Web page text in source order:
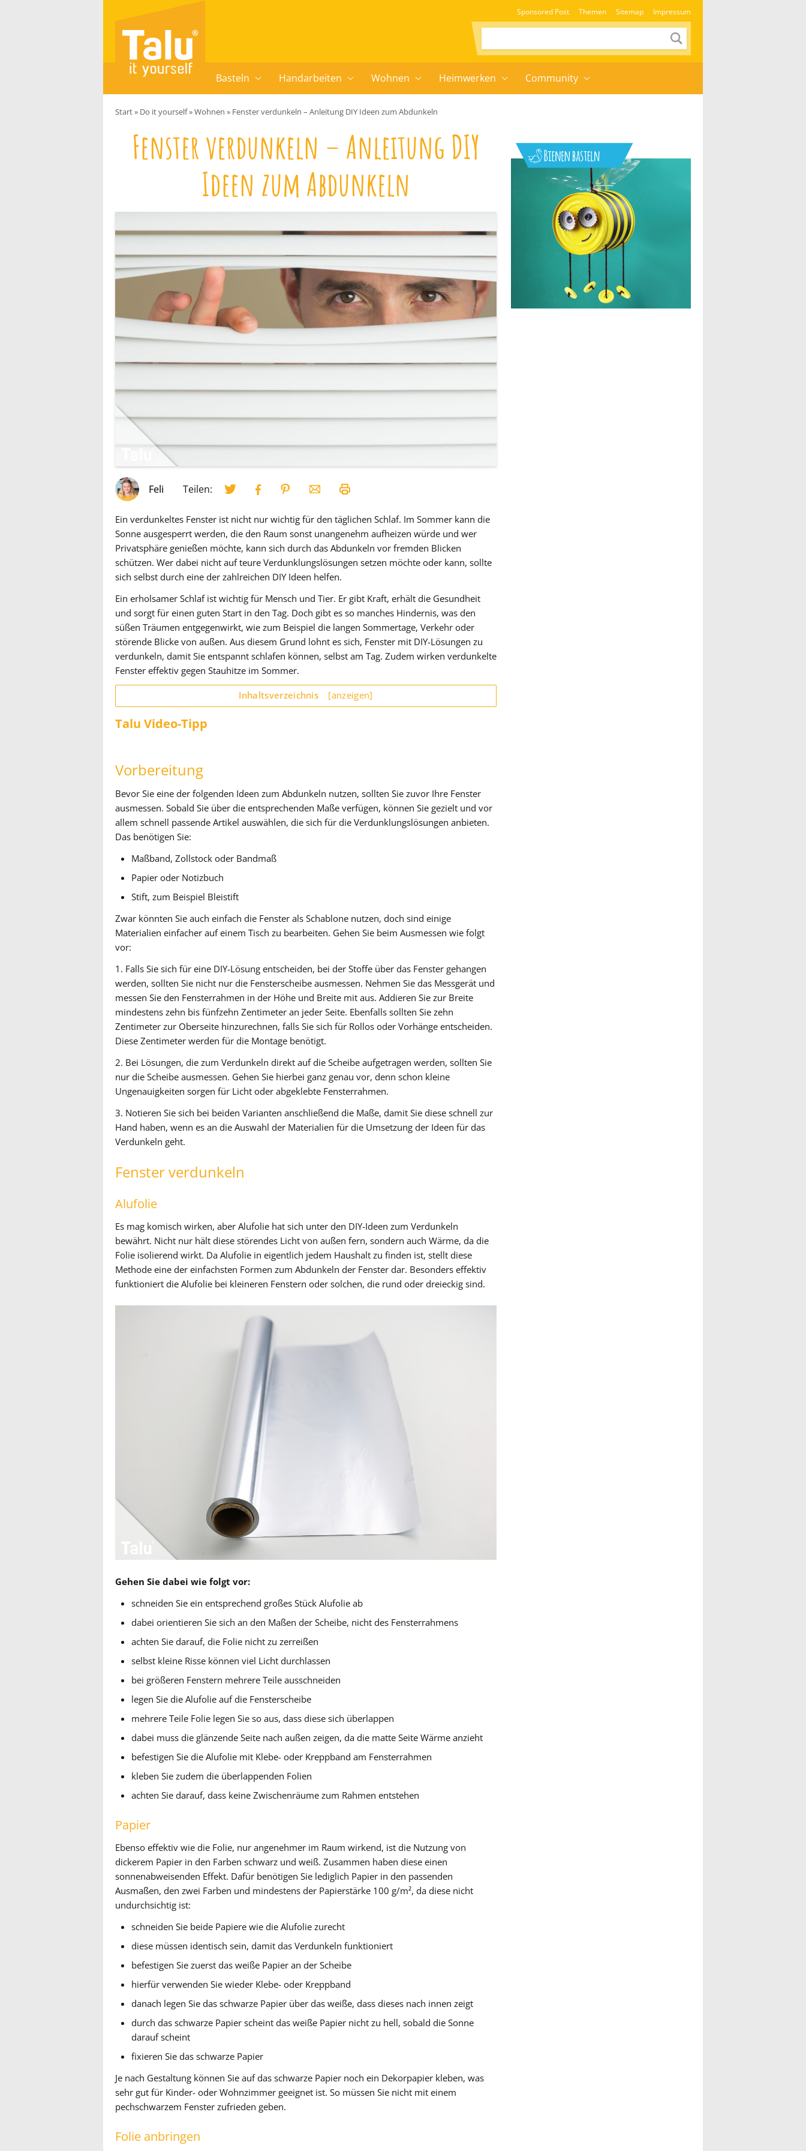
Sponsored Post Themen Sitemap Impressum
Basteln Handarbeiten Wohnen Heimwerken Community
Start» Do it yourself»Wohnen » Fenster verdunkeln – Anleitung DIY Ideen zum Abdunkeln
Fenster verdunkeln – Anleitung DIY
Ideen zum Abdunkeln
Feli Teilen:
Ein verdunkeltes Fenster ist nicht nur wichtig für den täglichen Schlaf. Im Sommer kann die
Sonne ausgesperrt werden, die den Raum sonst unangenehm aufheizen würde und wer
Privatsphäre genießen möchte, kann sich durch das Abdunkeln vor fremden Blicken
schützen. Wer dabei nicht auf teure Verdunklungslösungen setzen möchte oder kann, sollte
sich selbst durch eine der zahlreichen DIY Ideen helfen.
Ein erholsamer Schlaf ist wichtig für Mensch und Tier. Er gibt Kraft, erhält die Gesundheit
und sorgt für einen guten Start in den Tag. Doch gibt es so manches Hindernis, was den
süßen Träumen entgegenwirkt, wie zum Beispiel die langen Sommertage, Verkehr oder
störende Blicke von außen. Aus diesem Grund lohnt es sich, Fenster mit DIY-Lösungen zu
verdunkeln, damit Sie entspannt schlafen können, selbst am Tag. Zudem wirken verdunkelte
Fenster effektiv gegen Stauhitze im Sommer.
Inhaltsverzeichnis [anzeigen]
Talu Video-Tipp
Vorbereitung
Bevor Sie eine der folgenden Ideen zum Abdunkeln nutzen, sollten Sie zuvor Ihre Fenster
ausmessen. Sobald Sie über die entsprechenden Maße verfügen, können Sie gezielt und vor
allem schnell passende Artikel auswählen, die sich für die Verdunklungslösungen anbieten.
Das benötigen Sie:
Maßband, Zollstock oder Bandmaß
Papier oder Notizbuch
Stift, zum Beispiel Bleistift
Zwar könnten Sie auch einfach die Fenster als Schablone nutzen, doch sind einige
Materialien einfacher auf einem Tisch zu bearbeiten. Gehen Sie beim Ausmessen wie folgt
vor:
1. Falls Sie sich für eine DIY-Lösung entscheiden, bei der Stoffe über das Fenster gehangen
werden, sollten Sie nicht nur die Fensterscheibe ausmessen. Nehmen Sie das Messgerät und
messen Sie den Fensterrahmen in der Höhe und Breite mit aus. Addieren Sie zur Breite
mindestens zehn bis fünfzehn Zentimeter an jeder Seite. Ebenfalls sollten Sie zehn
Zentimeter zur Oberseite hinzurechnen, falls Sie sich für Rollos oder Vorhänge entscheiden.
Diese Zentimeter werden für die Montage benötigt.
2. Bei Lösungen, die zum Verdunkeln direkt auf die Scheibe aufgetragen werden, sollten Sie
nur die Scheibe ausmessen. Gehen Sie hierbei ganz genau vor, denn schon kleine
Ungenauigkeiten sorgen für Licht oder abgeklebte Fensterrahmen.
3. Notieren Sie sich bei beiden Varianten anschließend die Maße, damit Sie diese schnell zur
Hand haben, wenn es an die Auswahl der Materialien für die Umsetzung der Ideen für das
Verdunkeln geht.
Fenster verdunkeln
Alufolie
Es mag komisch wirken, aber Alufolie hat sich unter den DIY-Ideen zum Verdunkeln
bewährt. Nicht nur hält diese störendes Licht von außen fern, sondern auch Wärme, da die
Folie isolierend wirkt. Da Alufolie in eigentlich jedem Haushalt zu finden ist, stellt diese
Methode eine der einfachsten Formen zum Abdunkeln der Fenster dar. Besonders effektiv
funktioniert die Alufolie bei kleineren Fenstern oder solchen, die rund oder dreieckig sind.
Gehen Sie dabei wie folgt vor:
schneiden Sie ein entsprechend großes Stück Alufolie ab
dabei orientieren Sie sich an den Maßen der Scheibe, nicht des Fensterrahmens
achten Sie darauf, die Folie nicht zu zerreißen
selbst kleine Risse können viel Licht durchlassen
bei größeren Fenstern mehrere Teile ausschneiden
legen Sie die Alufolie auf die Fensterscheibe
mehrere Teile Folie legen Sie so aus, dass diese sich überlappen
dabei muss die glänzende Seite nach außen zeigen, da die matte Seite Wärme anzieht
befestigen Sie die Alufolie mit Klebe- oder Kreppband am Fensterrahmen
kleben Sie zudem die überlappenden Folien
achten Sie darauf, dass keine Zwischenräume zum Rahmen entstehen
Papier
Ebenso effektiv wie die Folie, nur angenehmer im Raum wirkend, ist die Nutzung von
dickerem Papier in den Farben schwarz und weiß. Zusammen haben diese einen
sonnenabweisenden Effekt. Dafür benötigen Sie lediglich Papier in den passenden
Ausmaßen, den zwei Farben und mindestens der Papierstärke 100 g/m², da diese nicht
undurchsichtig ist:
schneiden Sie beide Papiere wie die Alufolie zurecht
diese müssen identisch sein, damit das Verdunkeln funktioniert
befestigen Sie zuerst das weiße Papier an der Scheibe
hierfür verwenden Sie wieder Klebe- oder Kreppband
danach legen Sie das schwarze Papier über das weiße, dass dieses nach innen zeigt
durch das schwarze Papier scheint das weiße Papier nicht zu hell, sobald die Sonne
darauf scheint
fixieren Sie das schwarze Papier
Je nach Gestaltung können Sie auf das schwarze Papier noch ein Dekorpapier kleben, was
sehr gut für Kinder- oder Wohnzimmer geeignet ist. So müssen Sie nicht mit einem
pechschwarzem Fenster zufrieden geben.
Folie anbringen